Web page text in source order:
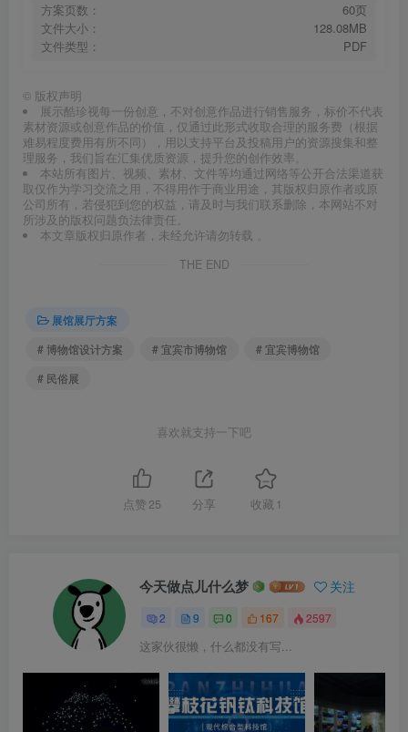
方案页数：
60页
文件大小：
128.08MB
文件类型：
PDF
© 版权声明
展示酷珍视每一份创意，不对创意作品进行销售服务，标价不代表
素材资源或创意作品的价值，仅通过此形式收取合理的服务费（根据
难易程度费用有所不同），用以支持平台及投稿用户的资源搜集和整
理服务，我们旨在汇集优质资源，提升您的创作效率。
本站所有图片、视频、素材、文件等均通过网络等公开合法渠道获
取仅作为学习交流之用，不得用作于商业用途，其版权归原作者或原
公司所有，若侵犯到您的权益，请及时与我们联系删除，本网站不对
所涉及的版权问题负法律责任。
本文章版权归原作者，未经允许请勿转载 。
THE END
展馆展厅方案
# 博物馆设计方案
# 宜宾市博物馆
# 宜宾博物馆
# 民俗展
喜欢就支持一下吧
点赞 25 分享 收藏 1
今天做点儿什么梦 关注
2 9 0 167 2597
这家伙很懒，什么都没有写...